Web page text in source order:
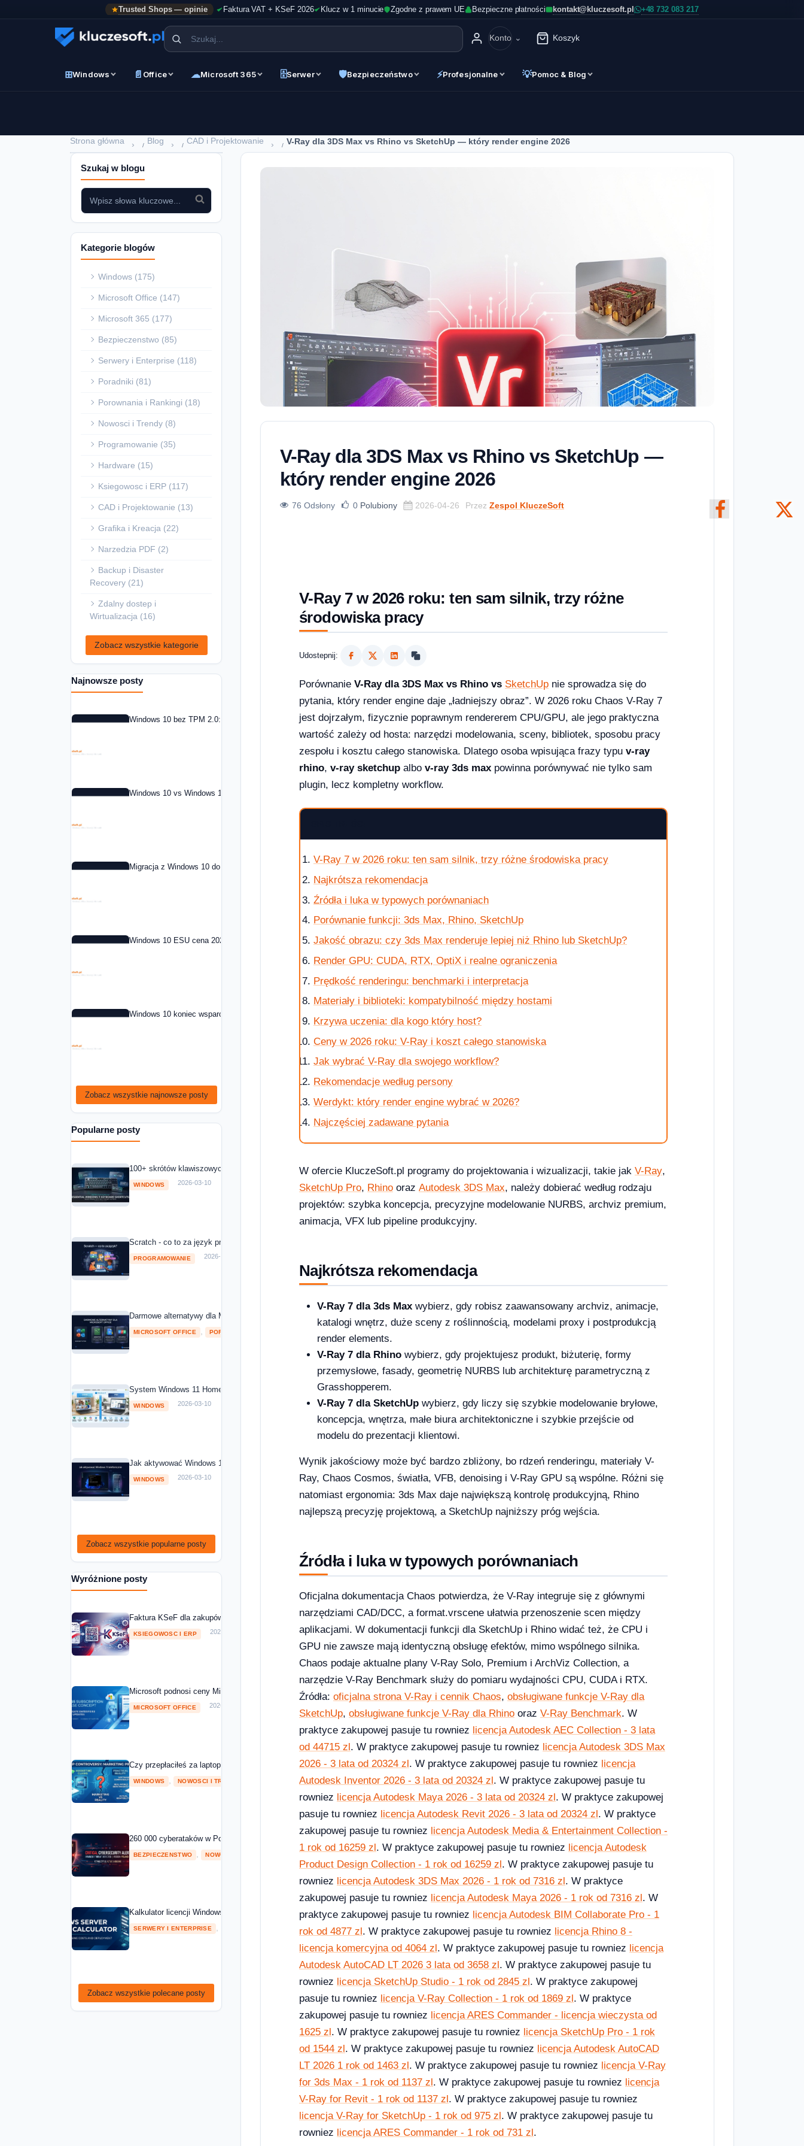
Trusted Shops — opinie Faktura VAT + KSeF 2026 Klucz w 1 minucie Zgodne z prawem UE Bezpieczne płatności kontakt@kluczesoft.pl
Konto Koszyk
⊞Windows 📄 Office ☁Microsoft 365 🗄Serwer 🛡Bezpieczeństwo ⚡Profesjonalne 💡Pomoc & Blog
Strona główna › Blog › CAD i Projektowanie › V-Ray dla 3DS Max vs Rhino vs SketchUp — który render engine 2026
Szukaj w blogu
Kategorie blogów
Windows (175)
Microsoft Office (147)
Microsoft 365 (177)
Bezpieczenstwo (85)
Serwery i Enterprise (118)
Poradniki (81)
Porownania i Rankingi (18)
Nowosci i Trendy (8)
Programowanie (35)
Hardware (15)
Ksiegowosc i ERP (117)
CAD i Projektowanie (13)
Grafika i Kreacja (22)
Narzedzia PDF (2)
Backup i Disaster
Recovery (21)
Zdalny dostep i
Wirtualizacja (16)
Zobacz wszystkie kategorie
Najnowsze posty
Windows 10 bez TPM 2.0: co zrobic w 2026?
Windows 10 vs Windows 11: czy warto aktualizowac w 2026?
Migracja z Windows 10 do Windows 11 krok po kroku
Windows 10 ESU cena 2026: co to jest i jak kupic?
Windows 10 koniec wsparcia: co dalej w 2026 roku?
Zobacz wszystkie najnowsze posty
Popularne posty
100+ skrótów klawiszowych Windows 11 i 10 — kompletna ściąga [2026]
WINDOWS 2026-03-10
Scratch - co to za język programowania?
PROGRAMOWANIE 2026-03-10
Darmowe alternatywy dla Microsoft Office — porównanie 6 pakietów w 2026
MICROSOFT OFFICE POROWNANIA I RANKINGI
System Windows 11 Home vs Windows 11 Pro – porównanie wersji systemów operacyjny
WINDOWS 2026-03-10
Jak aktywować Windows 11 telefonicznie — aktywacja przez telefon krok po kroku [2026]
WINDOWS 2026-03-10
Zobacz wszystkie popularne posty
Wyróżnione posty
Faktura KSeF dla zakupów Microsoft 2026 — co musi wiedzieć dział IT i księgowość
KSIEGOWOSC I ERP 2026-05-01
Microsoft podnosi ceny Microsoft 365 o 13-33% od lipca 2026 — co to oznacza dla Twojej firmy?
MICROSOFT OFFICE 2026-04-08
Czy przepłaciłeś za laptopa z NPU? Microsoft zmienił reguły — producenci i użytkownicy na lodzie
WINDOWS NOWOSCI I TRENDY
260 000 cyberataków w Polsce w 2025 roku — a 71% małych firm wciąż twierdzi, że to ich nie dotyczy
BEZPIECZENSTWO NOWOSCI I TRENDY 2026-04-08
Kalkulator licencji Windows Server — oblicz ile potrzebujesz [2026]
SERWERY I ENTERPRISE
Zobacz wszystkie polecane posty
V-Ray dla 3DS Max vs Rhino vs SketchUp —
który render engine 2026
76 Odsłony 0 Polubiony 2026-04-26 Przez Zespol KluczeSoft
V-Ray 7 w 2026 roku: ten sam silnik, trzy różne
środowiska pracy
Udostepnij:
Porównanie V-Ray dla 3DS Max vs Rhino vs SketchUp nie sprowadza się do
pytania, który render engine daje „ładniejszy obraz”. W 2026 roku Chaos V-Ray 7
jest dojrzałym, fizycznie poprawnym rendererem CPU/GPU, ale jego praktyczna
wartość zależy od hosta: narzędzi modelowania, sceny, bibliotek, sposobu pracy
zespołu i kosztu całego stanowiska. Dlatego osoba wpisująca frazy typu v-ray
rhino, v-ray sketchup albo v-ray 3ds max powinna porównywać nie tylko sam
plugin, lecz kompletny workflow.
V-Ray 7 w 2026 roku: ten sam silnik, trzy różne środowiska pracy
Najkrótsza rekomendacja
Źródła i luka w typowych porównaniach
Porównanie funkcji: 3ds Max, Rhino, SketchUp
Jakość obrazu: czy 3ds Max renderuje lepiej niż Rhino lub SketchUp?
Render GPU: CUDA, RTX, OptiX i realne ograniczenia
Prędkość renderingu: benchmarki i interpretacja
Materiały i biblioteki: kompatybilność między hostami
Krzywa uczenia: dla kogo który host?
Ceny w 2026 roku: V-Ray i koszt całego stanowiska
Jak wybrać V-Ray dla swojego workflow?
Rekomendacje według persony
Werdykt: który render engine wybrać w 2026?
Najczęściej zadawane pytania
W ofercie KluczeSoft.pl programy do projektowania i wizualizacji, takie jak V-Ray,
SketchUp Pro, Rhino oraz Autodesk 3DS Max, należy dobierać według rodzaju
projektów: szybka koncepcja, precyzyjne modelowanie NURBS, archviz premium,
animacja, VFX lub pipeline produkcyjny.
Najkrótsza rekomendacja
V-Ray 7 dla 3ds Max wybierz, gdy robisz zaawansowany archviz, animacje,
katalogi wnętrz, duże sceny z roślinnością, modelami proxy i postprodukcją
render elements.
V-Ray 7 dla Rhino wybierz, gdy projektujesz produkt, biżuterię, formy
przemysłowe, fasady, geometrię NURBS lub architekturę parametryczną z
Grasshopperem.
V-Ray 7 dla SketchUp wybierz, gdy liczy się szybkie modelowanie bryłowe,
koncepcja, wnętrza, małe biura architektoniczne i szybkie przejście od
modelu do prezentacji klientowi.
Wynik jakościowy może być bardzo zbliżony, bo rdzeń renderingu, materiały V-
Ray, Chaos Cosmos, światła, VFB, denoising i V-Ray GPU są wspólne. Różni się
natomiast ergonomia: 3ds Max daje największą kontrolę produkcyjną, Rhino
najlepszą precyzję projektową, a SketchUp najniższy próg wejścia.
Źródła i luka w typowych porównaniach
Oficjalna dokumentacja Chaos potwierdza, że V-Ray integruje się z głównymi
narzędziami CAD/DCC, a format.vrscene ułatwia przenoszenie scen między
aplikacjami. W dokumentacji funkcji dla SketchUp i Rhino widać też, że CPU i
GPU nie zawsze mają identyczną obsługę efektów, mimo wspólnego silnika.
Chaos podaje aktualne plany V-Ray Solo, Premium i ArchViz Collection, a
narzędzie V-Ray Benchmark służy do pomiaru wydajności CPU, CUDA i RTX.
Źródła: oficjalna strona V-Ray i cennik Chaos, obsługiwane funkcje V-Ray dla
SketchUp, obsługiwane funkcje V-Ray dla Rhino oraz V-Ray Benchmark. W
praktyce zakupowej pasuje tu rowniez licencja Autodesk AEC Collection - 3 lata
od 44715 zl . W praktyce zakupowej pasuje tu rowniez licencja Autodesk 3DS Max
2026 - 3 lata od 20324 zl . W praktyce zakupowej pasuje tu rowniez licencja
Autodesk Inventor 2026 - 3 lata od 20324 zl . W praktyce zakupowej pasuje tu
rowniez licencja Autodesk Maya 2026 - 3 lata od 20324 zl . W praktyce zakupowej
pasuje tu rowniez licencja Autodesk Revit 2026 - 3 lata od 20324 zl . W praktyce
zakupowej pasuje tu rowniez licencja Autodesk Media & Entertainment Collection -
1 rok od 16259 zl . W praktyce zakupowej pasuje tu rowniez licencja Autodesk
Product Design Collection - 1 rok od 16259 zl . W praktyce zakupowej pasuje tu
rowniez licencja Autodesk 3DS Max 2026 - 1 rok od 7316 zl . W praktyce
zakupowej pasuje tu rowniez licencja Autodesk Maya 2026 - 1 rok od 7316 zl . W
praktyce zakupowej pasuje tu rowniez licencja Autodesk BIM Collaborate Pro - 1
rok od 4877 zl . W praktyce zakupowej pasuje tu rowniez licencja Rhino 8 -
licencja komercyjna od 4064 zl . W praktyce zakupowej pasuje tu rowniez licencja
Autodesk AutoCAD LT 2026 3 lata od 3658 zl . W praktyce zakupowej pasuje tu
rowniez licencja SketchUp Studio - 1 rok od 2845 zl . W praktyce zakupowej
pasuje tu rowniez licencja V-Ray Collection - 1 rok od 1869 zl . W praktyce
zakupowej pasuje tu rowniez licencja ARES Commander - licencja wieczysta od
1625 zl . W praktyce zakupowej pasuje tu rowniez licencja SketchUp Pro - 1 rok
od 1544 zl . W praktyce zakupowej pasuje tu rowniez licencja Autodesk AutoCAD
LT 2026 1 rok od 1463 zl . W praktyce zakupowej pasuje tu rowniez licencja V-Ray
for 3ds Max - 1 rok od 1137 zl . W praktyce zakupowej pasuje tu rowniez licencja
V-Ray for Revit - 1 rok od 1137 zl . W praktyce zakupowej pasuje tu rowniez
licencja V-Ray for SketchUp - 1 rok od 975 zl . W praktyce zakupowej pasuje tu
rowniez licencja ARES Commander - 1 rok od 731 zl .